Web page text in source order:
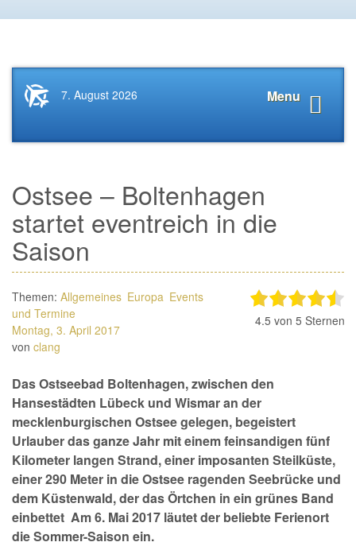
Startseite
News.Tourismus.com
Menu
7. August 2026
Ostsee – Boltenhagen
startet eventreich in die
Saison
Themen: Allgemeines Europa Events
und Termine
Montag, 3. April 2017
von clang
4.5 von 5 Sternen
Das Ostseebad Boltenhagen, zwischen den
Hansestädten Lübeck und Wismar an der
mecklenburgischen Ostsee gelegen, begeistert
Urlauber das ganze Jahr mit einem feinsandigen fünf
Kilometer langen Strand, einer imposanten Steilküste,
einer 290 Meter in die Ostsee ragenden Seebrücke und
dem Küstenwald, der das Örtchen in ein grünes Band
einbettet Am 6. Mai 2017 läutet der beliebte Ferienort
die Sommer-Saison ein.